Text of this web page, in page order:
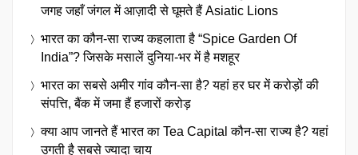
जगह जहाँ जंगल में आज़ादी से घूमते हैं Asiatic Lions
भारत का कौन-सा राज्य कहलाता है “Spice Garden Of
India”? जिसके मसालें दुनिया-भर में है मशहूर
भारत का सबसे अमीर गांव कौन-सा है? यहां हर घर में करोड़ों की
संपत्ति, बैंक में जमा हैं हजारों करोड़
क्या आप जानते हैं भारत का Tea Capital कौन-सा राज्य है? यहां
उगती है सबसे ज्यादा चाय